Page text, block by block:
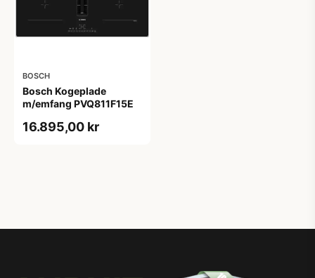
BOSCH
Bosch Kogeplade
m/emfang PVQ811F15E
16.895,00 kr